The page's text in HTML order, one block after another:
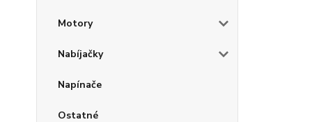
Motory
Nabíjačky
Napínače
Ostatné